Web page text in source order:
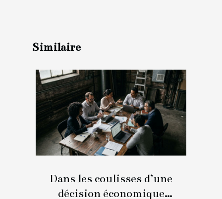
Similaire
Dans les coulisses d’une
décision économique